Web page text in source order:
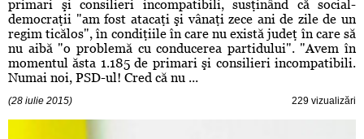
primari şi consilieri incompatibili, susţinând că social-
democraţii "am fost atacaţi şi vânaţi zece ani de zile de un
regim ticălos", în condiţiile în care nu există judeţ în care să
nu aibă "o problemă cu conducerea partidului". "Avem în
momentul ăsta 1.185 de primari şi consilieri incompatibili.
Numai noi, PSD-ul! Cred că nu ...
(28 iulie 2015) 229 vizualizări